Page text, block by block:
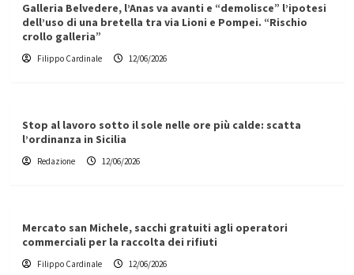
Galleria Belvedere, l’Anas va avanti e “demolisce” l’ipotesi
dell’uso di una bretella tra via Lioni e Pompei. “Rischio
crollo galleria”
Filippo Cardinale 12/06/2026
Stop al lavoro sotto il sole nelle ore più calde: scatta
l’ordinanza in Sicilia
Redazione 12/06/2026
Mercato san Michele, sacchi gratuiti agli operatori
commerciali per la raccolta dei rifiuti
Filippo Cardinale 12/06/2026